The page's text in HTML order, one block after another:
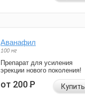
Аванафил
100 мг
Препарат для усиления
эрекции нового поколения!
от 200Р Купить